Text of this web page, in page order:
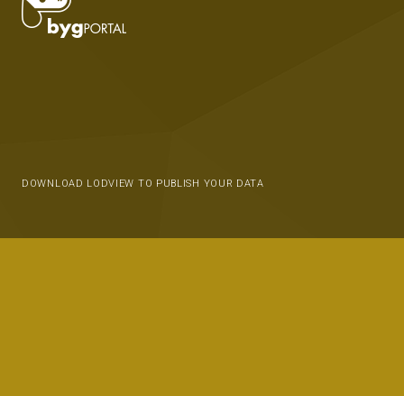
DOWNLOAD LODVIEW TO PUBLISH YOUR DATA